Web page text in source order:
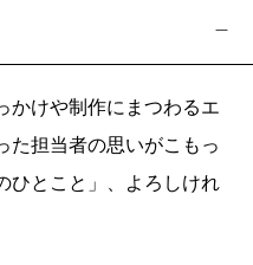
かけや制作にまつわるエ
た担当者の思いがこもっ
ひとこと」、よろしけれ